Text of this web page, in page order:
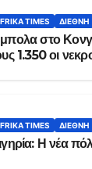
TIMES ΔΙΕΘΝΉ
στο
1.350 οι
TIMES ΔΙΕΘΝΉ
Η νέα